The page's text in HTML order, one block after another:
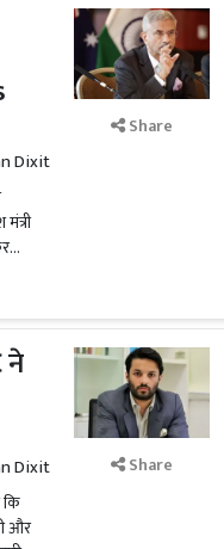
Dixit
Share
ने
Dixit
कि
और
Share